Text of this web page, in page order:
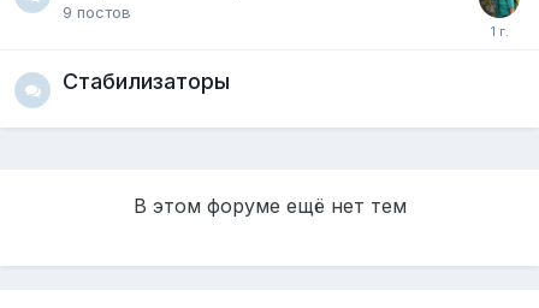
9 постов
Стабилизаторы
В этом форуме ещё нет тем